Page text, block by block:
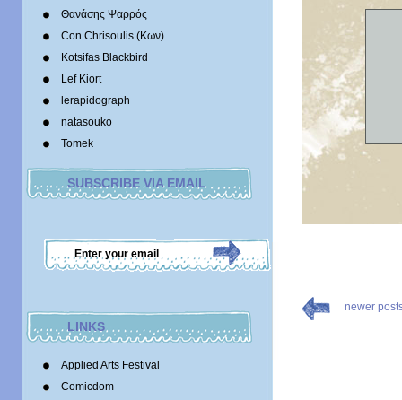
Θανάσης Ψαρρός
Con Chrisoulis (Κων)
Kotsifas Blackbird
Lef Kiort
lerapidograph
natasouko
Tomek
SUBSCRIBE VIA EMAIL
LINKS
Applied Arts Festival
Comicdom
newer